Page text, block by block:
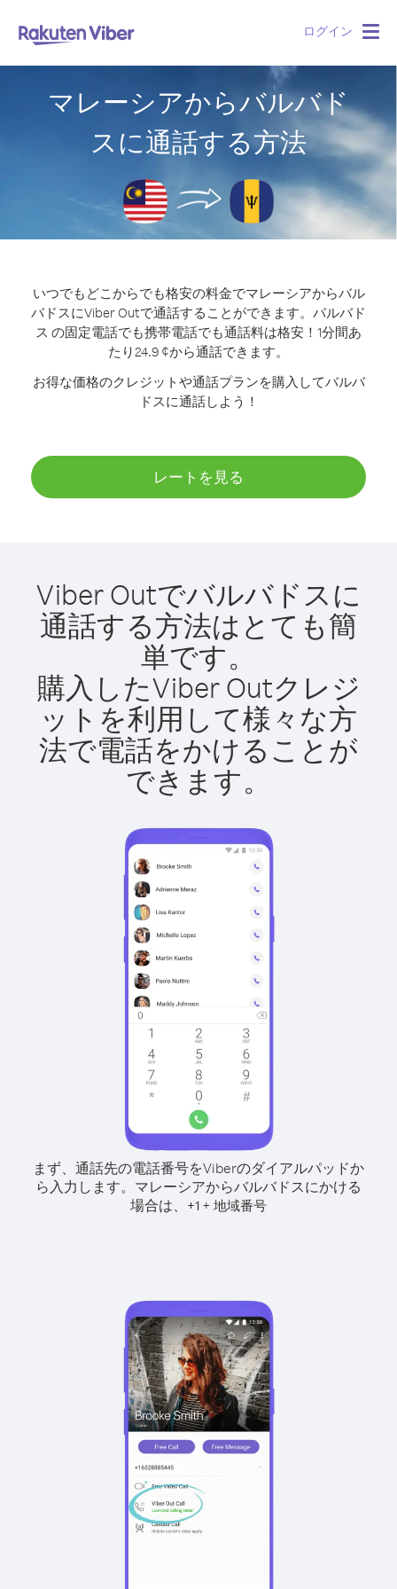
ログイン
マレーシアからバルバド
スに通話する方法
いつでもどこからでも格安の料金でマレーシアからバル
バドスにViber Outで通話することができます。 バルバド
ス の固定電話でも携帯電話でも通話料は格安！1分間あ
たり24.9 ¢から通話できます。
お得な価格のクレジットや通話プランを購入してバルバ
ドスに通話しよう！
レートを見る
Viber Outでバルバドスに
通話する方法はとても簡
単です。
購入したViber Outクレジ
ットを利用して様々な方
法で電話をかけることが
できます。
まず、通話先の電話番号をViberのダイアルパッドか
ら入力します。 マレーシアからバルバドスにかける
場合は、 +1 + 地域番号